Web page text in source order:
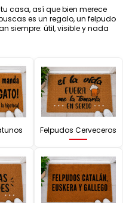
casa, así que bien merece
es un regalo, un felpudo
siempre: útil, visible y nada
Felpudos Cerveceros